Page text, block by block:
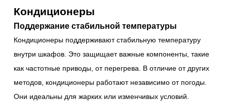
Кондиционеры
Поддержание стабильной температуры
Кондиционеры поддерживают стабильную температуру
внутри шкафов. Это защищает важные компоненты, такие
как частотные приводы, от перегрева. В отличие от других
методов, кондиционеры работают независимо от погоды.
Они идеальны для жарких или изменчивых условий.